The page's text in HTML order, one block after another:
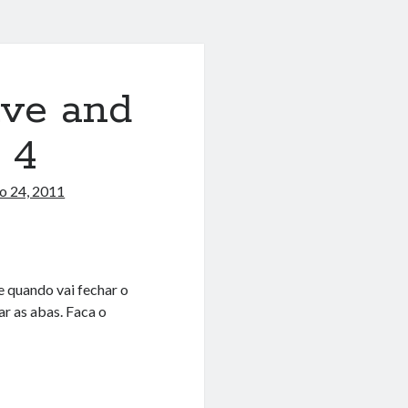
and
4
24, 2011
quando vai fechar o
as abas. Faca o